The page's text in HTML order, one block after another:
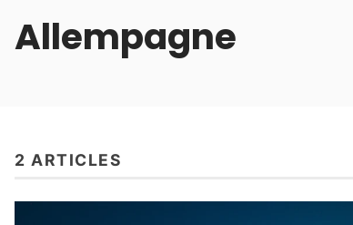
Allempagne
2 ARTICLES